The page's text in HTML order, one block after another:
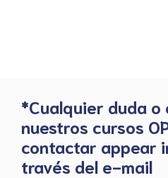
*Cualquier duda o
nuestros cursos
contactar appear
través del e-mail